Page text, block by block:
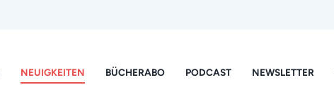
NEUIGKEITEN BÜCHERABO PODCAST NEWSLETTER